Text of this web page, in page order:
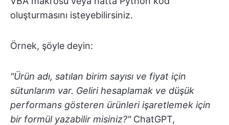
oluşturmasını isteyebilirsiniz.
Örnek, şöyle deyin:
"Ürün adı, satılan birim sayısı ve fiyat için
sütunlarım var. Geliri hesaplamak ve düşük
performans gösteren ürünleri işaretlemek için
bir formül yazabilir misiniz?"ChatGPT,